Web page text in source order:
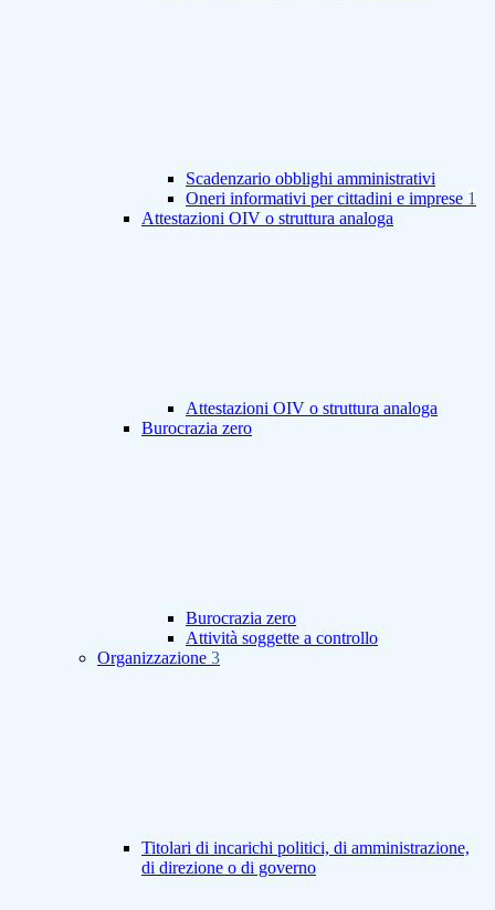
Scadenzario obblighi amministrativi
Oneri informativi per cittadini e imprese 1
Attestazioni OIV o struttura analoga
Attestazioni OIV o struttura analoga
Burocrazia zero
Burocrazia zero
Attività soggette a controllo
Organizzazione 3
Titolari di incarichi politici, di amministrazione,
di direzione o di governo